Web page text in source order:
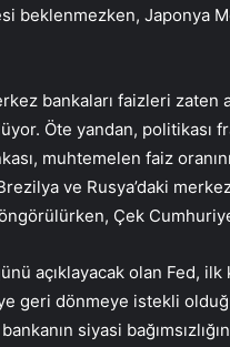
Japonya
bankaları faizleri zaten
Öte yandan, politikası
muhtemelen faiz
ve Rusya’daki
Çek
açıklayacak olan Fed,
geri dönmeye istekli
siyasi